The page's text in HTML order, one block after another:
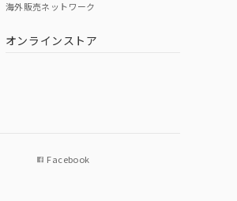
海外販売ネットワーク
オンラインストア
Facebook